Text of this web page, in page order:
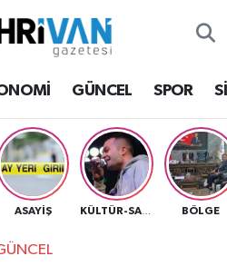
GÜNCEL SPOR
ASAYİŞ BÖLGE
Haritası
ve Fikstür